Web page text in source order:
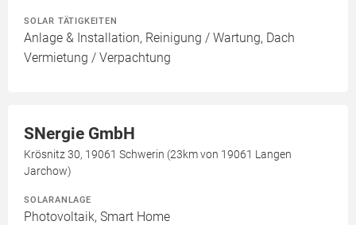
SOLAR TÄTIGKEITEN
Anlage & Installation, Reinigung / Wartung, Dach
Vermietung / Verpachtung
SNergie GmbH
Krösnitz 30, 19061 Schwerin (23km von 19061 Langen
Jarchow)
SOLARANLAGE
Photovoltaik, Smart Home